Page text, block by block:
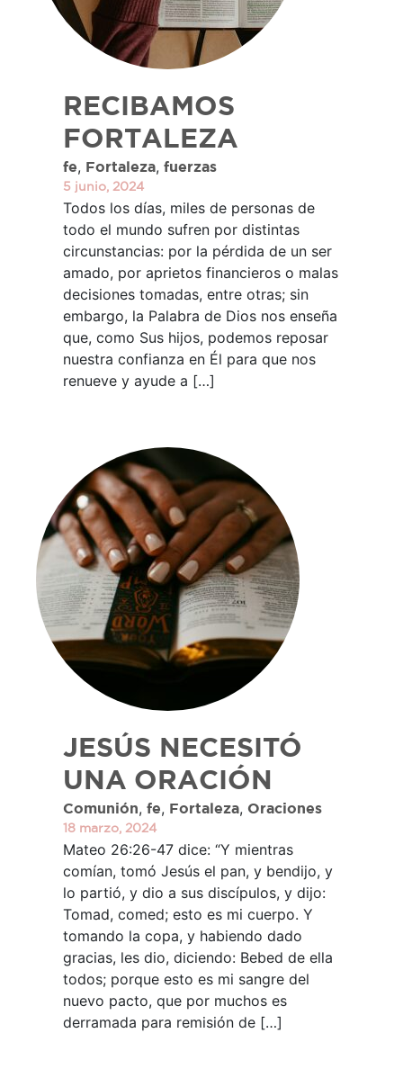
RECIBAMOS
FORTALEZA
fe, Fortaleza, fuerzas
5 junio, 2024
Todos los días, miles de personas de
todo el mundo sufren por distintas
circunstancias: por la pérdida de un ser
amado, por aprietos financieros o malas
decisiones tomadas, entre otras; sin
embargo, la Palabra de Dios nos enseña
que, como Sus hijos, podemos reposar
nuestra confianza en Él para que nos
renueve y ayude a […]
JESÚS NECESITÓ
UNA ORACIÓN
Comunión, fe, Fortaleza, Oraciones
18 marzo, 2024
Mateo 26:26-47 dice: “Y mientras
comían, tomó Jesús el pan, y bendijo, y
lo partió, y dio a sus discípulos, y dijo:
Tomad, comed; esto es mi cuerpo. Y
tomando la copa, y habiendo dado
gracias, les dio, diciendo: Bebed de ella
todos; porque esto es mi sangre del
nuevo pacto, que por muchos es
derramada para remisión de […]